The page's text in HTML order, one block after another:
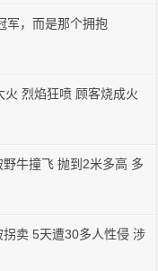
军，而是那个拥抱
烈焰狂喷 顾客烧成火
牛撞飞 抛到2米多高 多
卖 5天遭30多人性侵 涉